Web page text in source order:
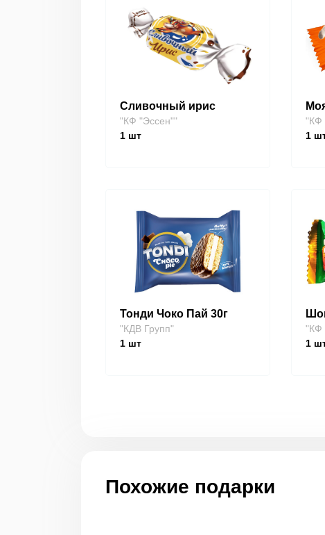
Сливочный ирис
"КФ "Эссен""
1 шт
"КФ
1
Тонди Чоко Пай 30г
"КДВ Групп"
1 шт
"КФ
1
Похожие подарки